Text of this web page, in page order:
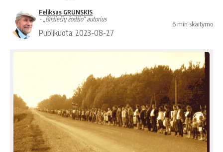
Feliksas GRUNSKIS
- „Biržiečių žodžio“ autorius
Publikuota: 2023-08-27
6 min skaitymo